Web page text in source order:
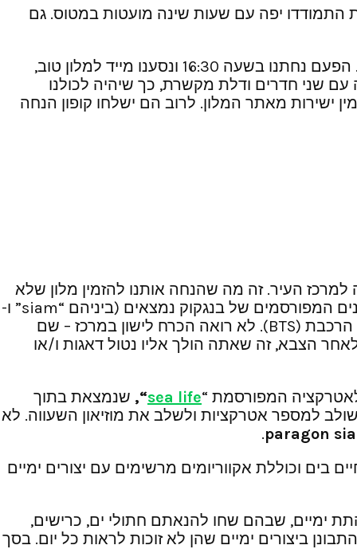
התמודדו יפה עם שעות שינה מועטות במטוס. גם
בעבר, המשכנו מיד מבנגקוק לקוסמוי בטיסת המשך. הגענו אומנם לאיים מהר אבל סחוטים ועצבניים לחלוטין. הפעם נחתנו בשעה 16:30 ונסענו מייד למלון טוב,
שני חדרים ודלת מקשרת, כך שיהיה לכולנו
ישירות מאתר המלון. לרוב הם ישלחו קופון הנחה
למרכז העיר. זה מה שהנחה אותנו להזמין מלון שלא
רחוק מדי משדה. הטעות היחידה הייתה שהזמנו מלון שהיה מרוחק לא רק מהמרכז – היכן שהאטרקציות והקניונים המפורסמים של בנגקוק נמצאים (ביניהם “siam” ו-
mbk””), אלא גם מתחנת הרכבת העילית הקרובה. הדבר הטוב ביותר היה להזמין מלון במרחק הליכה מתחנת הרכבת (BTS). לא רואה הכרח לישון במרכז – שם
הצבא, זה שאתה הולך אליו נטול דאגות ו/או
sea life
“, שנמצאת בתוך
למספר אטרקציות ולשלב את מוזיאון השעווה. לא
paragon
.
וכוללת אקווריומים מרשימים עם יצורים ימיים
ימיים, שבהם שחו להנאתם חתולי ים, כרישים,
ביצורים ימיים שהן לא זוכות לראות כל יום. בסך